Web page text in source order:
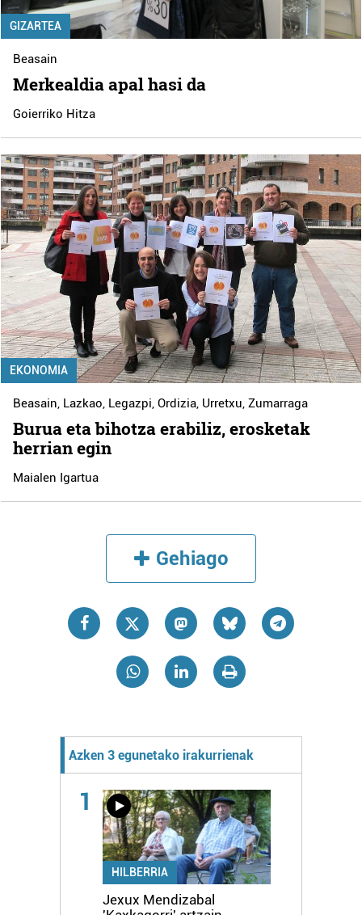
GIZARTEA
Beasain
Merkealdia apal hasi da
Goierriko Hitza
EKONOMIA
Beasain, Lazkao, Legazpi,Ordizia, Urretxu,Zumarraga
Burua eta bihotza erabiliz, erosketak
herrian egin
Maialen Igartua
Gehiago
Azken 3 egunetako irakurrienak
1
HILBERRIA
Jexux Mendizabal